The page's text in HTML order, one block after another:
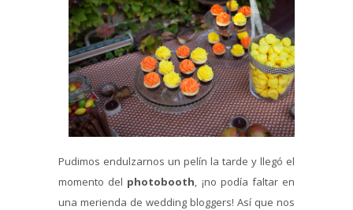
Pudimos endulzarnos un pelín la tarde y llegó el
momento del photobooth, ¡no podía faltar en
una merienda de wedding bloggers! Así que nos